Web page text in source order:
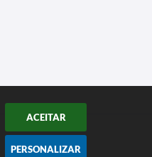
ACEITAR
PERSONALIZAR